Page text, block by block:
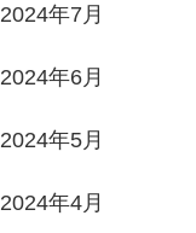
2024年7月
2024年6月
2024年5月
2024年4月